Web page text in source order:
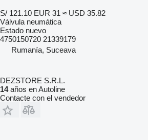
S/ 121.10 EUR 31 ≈ USD 35.82
Válvula neumática
Estado nuevo
4750150720 21339179
Rumanía, Suceava
DEZSTORE S.R.L.
14años en Autoline
Contacte con el vendedor